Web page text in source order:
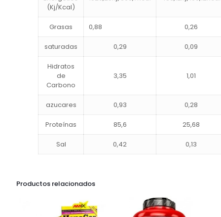
(Kj/Kcal)
Grasas 0,88 0,26
saturadas 0,29 0,09
Hidratos
de
Carbono
3,35 1,01
azucares 0,93 0,28
Proteínas 85,6 25,68
Sal 0,42 0,13
Productos relacionados